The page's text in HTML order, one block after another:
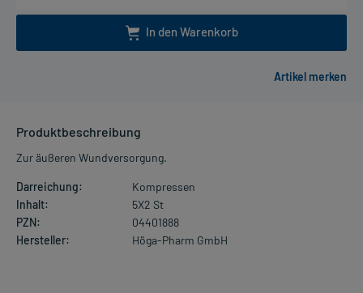
In den Warenkorb
Produktbeschreibung
Zur äußeren Wundversorgung.
Darreichung:
Kompressen
Inhalt:
5X2 St
PZN:
04401888
Hersteller:
Höga-Pharm GmbH